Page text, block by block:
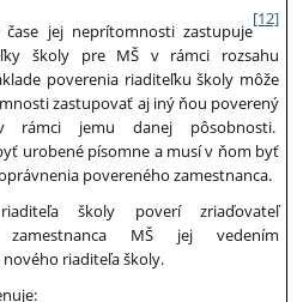
čase jej neprítomnosti zastupuje
[12]
školy pre MŠ v rámci rozsahu
poverenia riaditeľku školy môže
zastupovať aj iný ňou poverený
v rámci jemu danej pôsobnosti.
urobené písomne a musí v ňom byť
povereného zamestnanca.
školy poverí zriaďovateľ
zamestnanca MŠ jej vedením
riaditeľa školy.